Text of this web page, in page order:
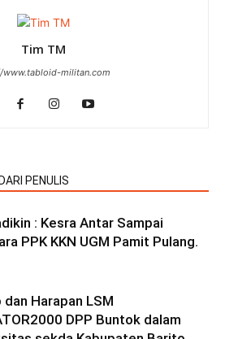
Tim TM
militan.com
PENULIS
: Kesra Antar Sampai
PPK KKN UGM Pamit Pulang.
dan Harapan LSM
DPP Buntok dalam